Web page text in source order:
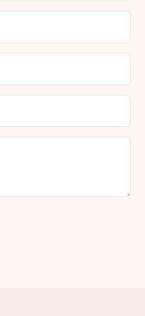
dodání.
dostávám dárek?
produktu. Můžete věřit, že
vybrat?
zvolit možnost doručení. Dárek,
odeslán jako balíček nebo jako
Chcete vědět, na kterou
Kontaktujte prosím náš
ruční převod. V případě ručního
v úvahu dodací lhůtu 3 dny